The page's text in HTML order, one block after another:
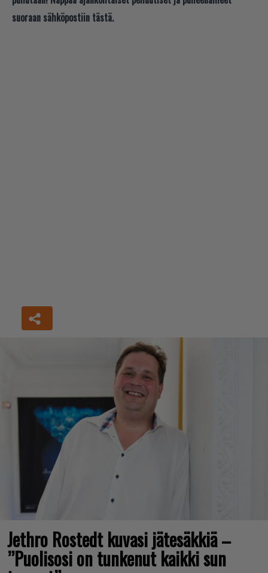
suoraan sähköpostiin tästä.
Jethro Rostedt kuvasi jätesäkkiä –
”Puolisosi on tunkenut kaikki sun